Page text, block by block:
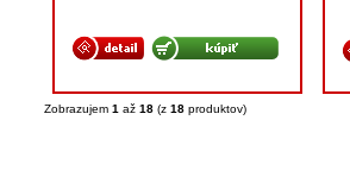
Zobrazujem 1 až 18 (z 18 produktov)